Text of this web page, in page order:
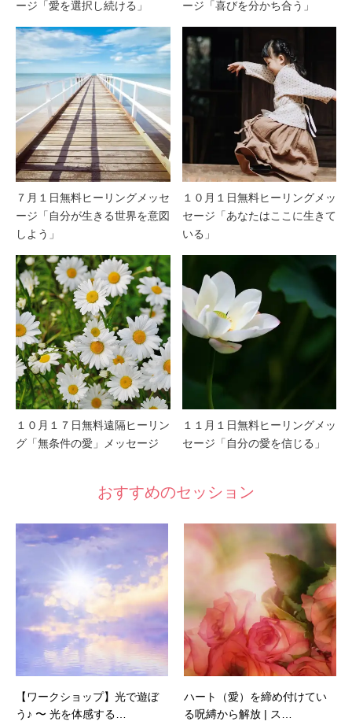
ージ「愛を選択し続ける」 ージ「喜びを分かち合う」
７月１日無料ヒーリングメッセ
ージ「自分が生きる世界を意図
しよう」
１０月１日無料ヒーリングメッ
セージ「あなたはここに生きて
いる」
１０月１７日無料遠隔ヒーリン
グ「無条件の愛」メッセージ
１１月１日無料ヒーリングメッ
セージ「自分の愛を信じる」
おすすめのセッション
【ワークショップ】光で遊ぼ
う♪ 〜 光を体感する…
ハート（愛）を締め付けてい
る呪縛から解放 | ス…